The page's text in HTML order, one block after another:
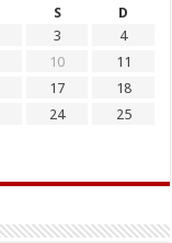
S
D
3
4
10
11
17
18
24
25